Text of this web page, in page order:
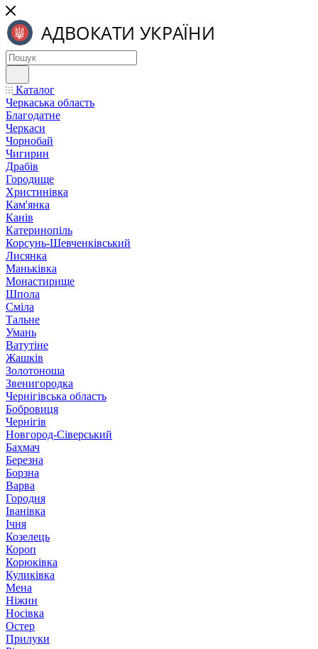
Каталог
Черкаська область
Благодатне
Черкаси
Чорнобай
Чигирин
Драбів
Городище
Христинівка
Кам'янка
Канів
Катеринопіль
Корсунь-Шевченківський
Лисянка
Маньківка
Монастирище
Шпола
Сміла
Тальне
Умань
Ватутіне
Жашків
Золотоноша
Звенигородка
Чернігівська область
Бобровиця
Чернігів
Новгород-Сіверський
Бахмач
Березна
Борзна
Варва
Городня
Іванівка
Ічня
Козелець
Короп
Корюківка
Куликівка
Мена
Ніжин
Носівка
Остер
Прилуки